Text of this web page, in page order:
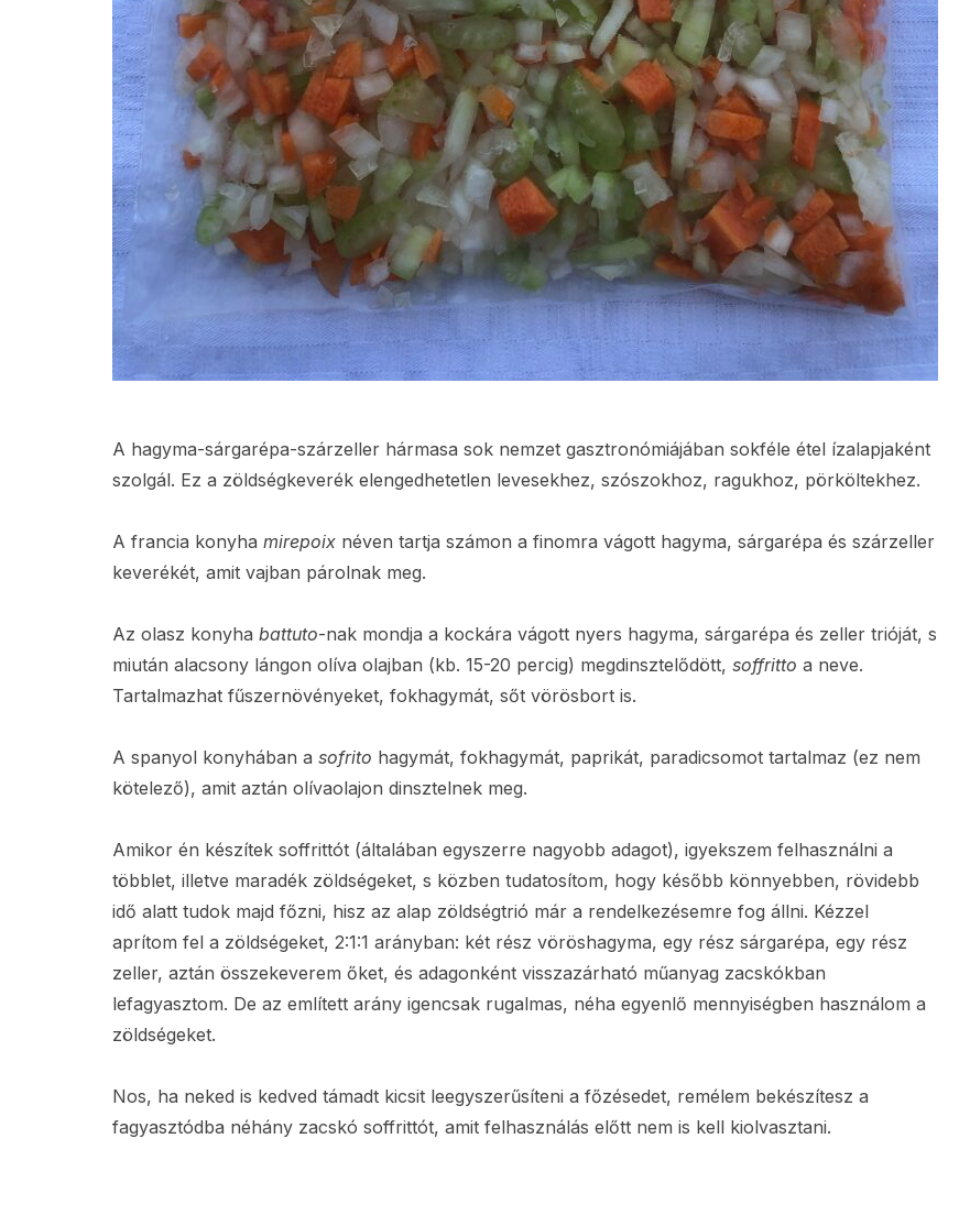
A hagyma-sárgarépa-szárzeller hármasa sok nemzet gasztronómiájában sokféle étel ízalapjaként
szolgál. Ez a zöldségkeverék elengedhetetlen levesekhez, szószokhoz, ragukhoz, pörköltekhez.
A francia konyha mirepoix néven tartja számon a finomra vágott hagyma, sárgarépa és szárzeller
keverékét, amit vajban párolnak meg.
Az olasz konyha battuto-nak mondja a kockára vágott nyers hagyma, sárgarépa és zeller trióját, s
miután alacsony lángon olíva olajban (kb. 15-20 percig) megdinsztelődött, soffritto a neve.
Tartalmazhat fűszernövényeket, fokhagymát, sőt vörösbort is.
A spanyol konyhában a sofrito hagymát, fokhagymát, paprikát, paradicsomot tartalmaz (ez nem
kötelező), amit aztán olívaolajon dinsztelnek meg.
Amikor én készítek soffrittót (általában egyszerre nagyobb adagot), igyekszem felhasználni a
többlet, illetve maradék zöldségeket, s közben tudatosítom, hogy később könnyebben, rövidebb
idő alatt tudok majd főzni, hisz az alap zöldségtrió már a rendelkezésemre fog állni. Kézzel
aprítom fel a zöldségeket, 2:1:1 arányban: két rész vöröshagyma, egy rész sárgarépa, egy rész
zeller, aztán összekeverem őket, és adagonként visszazárható műanyag zacskókban
lefagyasztom. De az említett arány igencsak rugalmas, néha egyenlő mennyiségben használom a
zöldségeket.
Nos, ha neked is kedved támadt kicsit leegyszerűsíteni a főzésedet, remélem bekészítesz a
fagyasztódba néhány zacskó soffrittót, amit felhasználás előtt nem is kell kiolvasztani.